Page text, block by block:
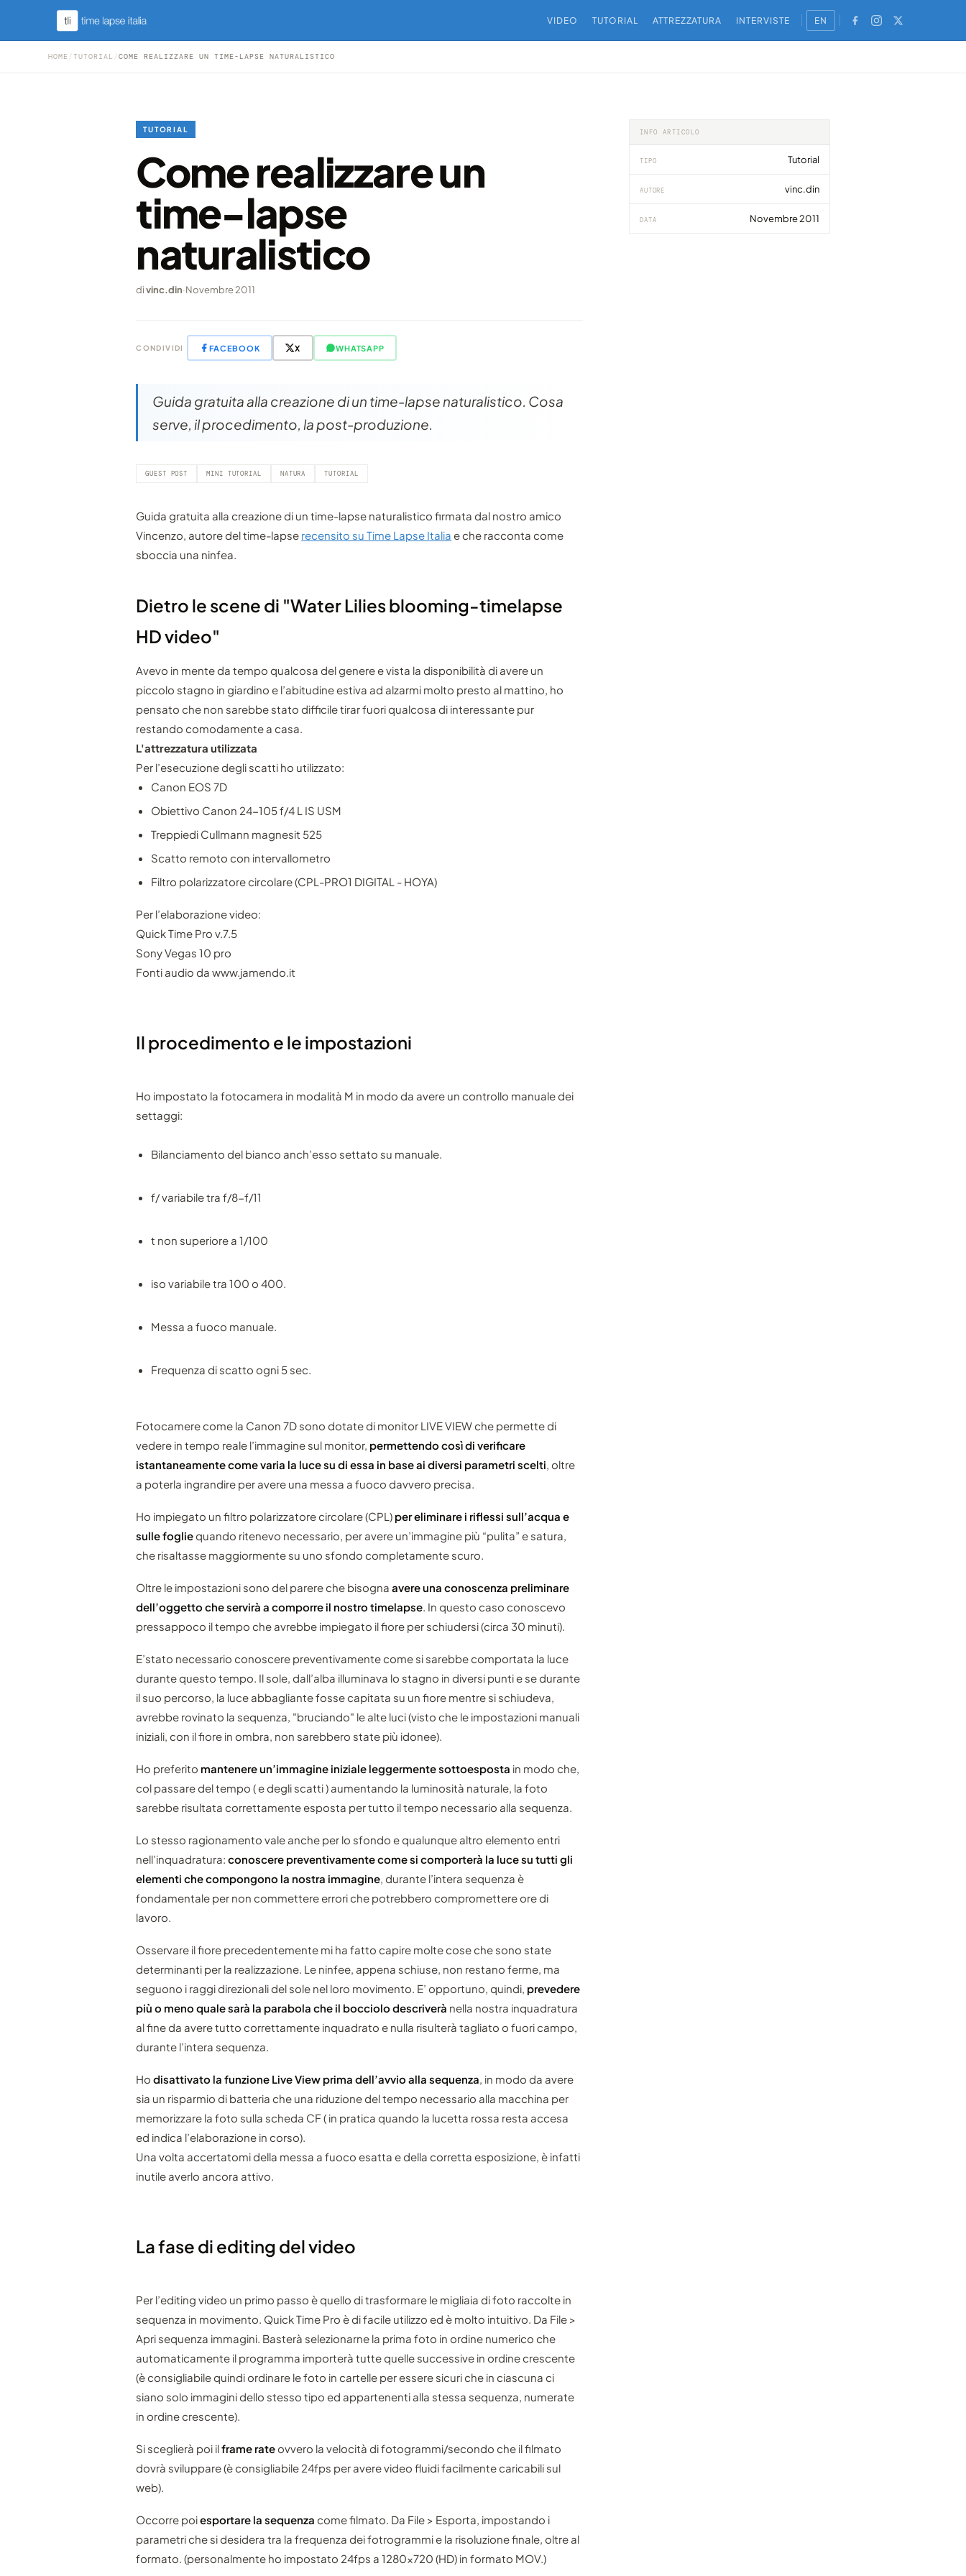
VIDEO TUTORIAL ATTREZZATURA INTERVISTE EN
HOME / TUTORIAL /COME REALIZZARE UN TIME-LAPSE NATURALISTICO
TUTORIAL
Come realizzare un
time-lapse
naturalistico
divinc.din·Novembre 2011
CONDIVIDI FACEBOOK X WHATSAPP
Guida gratuita alla creazione di un time-lapse naturalistico. Cosa
serve, il procedimento, la post-produzione.
GUEST POST MINI TUTORIAL NATURA TUTORIAL
Guida gratuita alla creazione di un time-lapse naturalistico firmata dal nostro amico
Vincenzo, autore del time-lapse recensito su Time Lapse Italia e che racconta come
sboccia una ninfea.
Dietro le scene di "Water Lilies blooming-timelapse
HD video"
Avevo in mente da tempo qualcosa del genere e vista la disponibilità di avere un
piccolo stagno in giardino e l’abitudine estiva ad alzarmi molto presto al mattino, ho
pensato che non sarebbe stato difficile tirar fuori qualcosa di interessante pur
restando comodamente a casa.
L'attrezzatura utilizzata
Per l’esecuzione degli scatti ho utilizzato:
Canon EOS 7D
Obiettivo Canon 24-105 f/4 L IS USM
Treppiedi Cullmann magnesit 525
Scatto remoto con intervallometro
Filtro polarizzatore circolare (CPL-PRO1 DIGITAL - HOYA)
Per l’elaborazione video:
Quick Time Pro v.7.5
Sony Vegas 10 pro
Fonti audio da www.jamendo.it
Il procedimento e le impostazioni
Ho impostato la fotocamera in modalità M in modo da avere un controllo manuale dei
settaggi:
Bilanciamento del bianco anch’esso settato su manuale.
f/ variabile tra f/8-f/11
t non superiore a 1/100
iso variabile tra 100 o 400.
Messa a fuoco manuale.
Frequenza di scatto ogni 5 sec.
Fotocamere come la Canon 7D sono dotate di monitor LIVE VIEW che permette di
vedere in tempo reale l’immagine sul monitor, permettendo così di verificare
istantaneamente come varia la luce su di essa in base ai diversi parametri scelti, oltre
a poterla ingrandire per avere una messa a fuoco davvero precisa.
Ho impiegato un filtro polarizzatore circolare (CPL) per eliminare i riflessi sull’acqua e
sulle fogliequando ritenevo necessario, per avere un’immagine più “pulita” e satura,
che risaltasse maggiormente su uno sfondo completamente scuro.
Oltre le impostazioni sono del parere che bisognaavere una conoscenza preliminare
dell’oggetto che servirà a comporre il nostro timelapse. In questo caso conoscevo
pressappoco il tempo che avrebbe impiegato il fiore per schiudersi (circa 30 minuti).
E’stato necessario conoscere preventivamente come si sarebbe comportata la luce
durante questo tempo. Il sole, dall’alba illuminava lo stagno in diversi punti e se durante
il suo percorso, la luce abbagliante fosse capitata su un fiore mentre si schiudeva,
avrebbe rovinato la sequenza, "bruciando" le alte luci (visto che le impostazioni manuali
iniziali, con il fiore in ombra, non sarebbero state più idonee).
Ho preferito mantenere un’immagine iniziale leggermente sottoesposta in modo che,
col passare del tempo ( e degli scatti ) aumentando la luminosità naturale, la foto
sarebbe risultata correttamente esposta per tutto il tempo necessario alla sequenza.
Lo stesso ragionamento vale anche per lo sfondo e qualunque altro elemento entri
nell’inquadratura:conoscere preventivamente come si comporterà la luce su tutti gli
elementi che compongono la nostra immagine, durante l’intera sequenza è
fondamentale per non commettere errori che potrebbero compromettere ore di
lavoro.
Osservare il fiore precedentemente mi ha fatto capire molte cose che sono state
determinanti per la realizzazione. Le ninfee, appena schiuse, non restano ferme, ma
seguono i raggi direzionali del sole nel loro movimento. E’ opportuno, quindi, prevedere
più o meno quale sarà la parabola che il bocciolo descriverà nella nostra inquadratura
al fine da avere tutto correttamente inquadrato e nulla risulterà tagliato o fuori campo,
durante l’intera sequenza.
Hodisattivato la funzione Live View prima dell’avvio alla sequenza, in modo da avere
sia un risparmio di batteria che una riduzione del tempo necessario alla macchina per
memorizzare la foto sulla scheda CF ( in pratica quando la lucetta rossa resta accesa
ed indica l’elaborazione in corso).
Una volta accertatomi della messa a fuoco esatta e della corretta esposizione, è infatti
inutile averlo ancora attivo.
La fase di editing del video
Per l’editing video un primo passo è quello di trasformare le migliaia di foto raccolte in
sequenza in movimento. Quick Time Pro è di facile utilizzo ed è molto intuitivo. Da File >
Apri sequenza immagini. Basterà selezionarne la prima foto in ordine numerico che
automaticamente il programma importerà tutte quelle successive in ordine crescente
(è consigliabile quindi ordinare le foto in cartelle per essere sicuri che in ciascuna ci
siano solo immagini dello stesso tipo ed appartenenti alla stessa sequenza, numerate
in ordine crescente).
Si sceglierà poi ilframe rateovvero la velocità di fotogrammi/secondo che il filmato
dovrà sviluppare (è consigliabile 24fps per avere video fluidi facilmente caricabili sul
web).
Occorre poiesportare la sequenza come filmato. Da File > Esporta, impostando i
parametri che si desidera tra la frequenza dei fotrogrammi e la risoluzione finale, oltre al
formato. (personalmente ho impostato 24fps a 1280x720 (HD) in formato MOV.)
INFO ARTICOLO
TIPO Tutorial
AUTORE vinc.din
DATA Novembre 2011